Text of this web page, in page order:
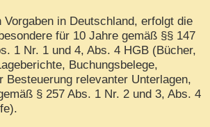
in Deutschland, erfolgt die
für 10 Jahre gemäß §§ 147
1 Nr. 1 und 4, Abs. 4 HGB (Bücher,
Buchungsbelege,
Besteuerung relevanter Unterlagen,
§ 257 Abs. 1 Nr. 2 und 3, Abs. 4